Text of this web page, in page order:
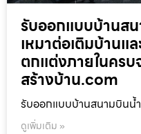
รับออกแบบบ้านสน
เหมาต่อเติมบ้านแ
ตกแต่งภายในครบ
สร้างบ้าน.com
รับออกแบบบ้านสนามบินน้ำ
ดูเพิ่มเติม »